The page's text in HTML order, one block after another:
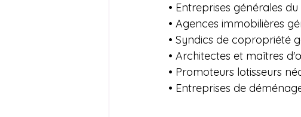
• Entreprises générales
• Agences immobilières
• Syndics de copropriété
• Architectes et maîtres
• Promoteurs lotisseurs
• Entreprises de